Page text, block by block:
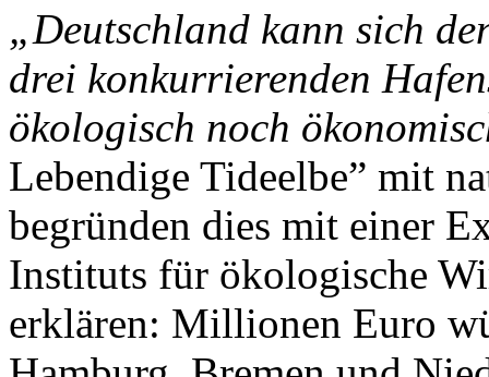
„Deutschland kann sich
drei konkurrierenden
ökologisch noch
Lebendige Tideelbe” mit
begründen dies mit einer
Instituts für ökologische
erklären: Millionen Euro